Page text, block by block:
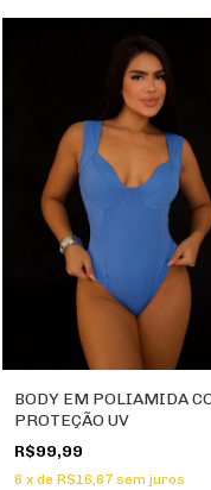
BODY EM POLIAMIDA
PROTEÇÃO UV
R$99,99
6 x de R$16,67 sem juros